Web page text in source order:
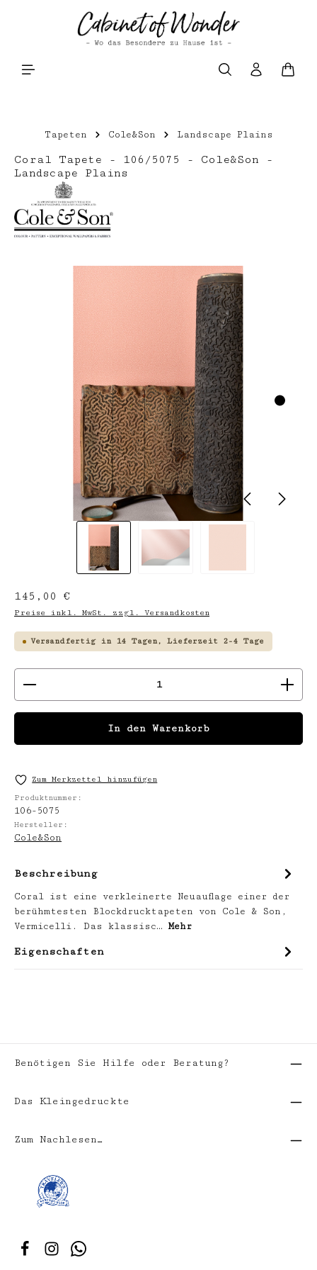
Zum Hauptinhalt springen
Tapeten Cole&Son Landscape Plains
Coral Tapete - 106/5075 - Cole&Son -
Landscape Plains
Bildergalerie überspringen
Regulärer Preis:
145,00 €
Preise inkl. MwSt. zzgl. Versandkosten
Versandfertig in 14 Tagen, Lieferzeit 2-4 Tage
Produkt Anzahl: Gib den gewünschten
In den Warenkorb
Zum Merkzettel hinzufügen
Produktnummer:
106-5075
Hersteller:
Cole&Son
Beschreibung
Coral ist eine verkleinerte Neuauflage einer der
berühmtesten Blockdrucktapeten von Cole & Son,
Vermicelli. Das klassisc… Mehr
Eigenschaften
Benötigen Sie Hilfe oder Beratung?
Das Kleingedruckte
Zum Nachlesen…